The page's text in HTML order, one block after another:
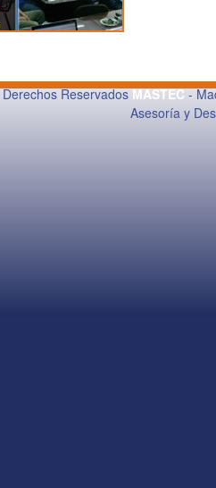
ReservadosMASTEC-
Asesoría y